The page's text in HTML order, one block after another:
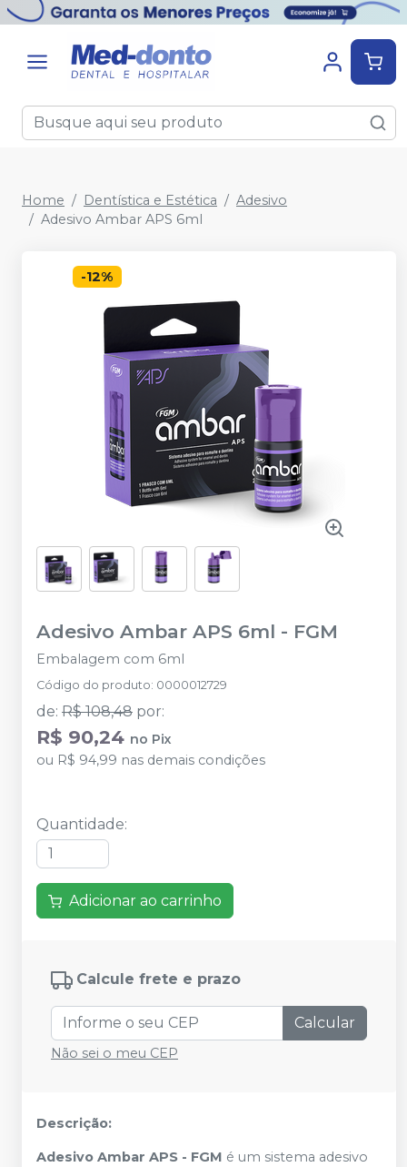
Home Dentística e Estética
Adesivo
Adesivo Ambar APS 6ml
-12%
Adesivo Ambar APS 6ml - FGM
Embalagem com 6ml
Código do produto: 0000012729
de: R$ 108,48 por:
R$ 90,24 no Pix
ou R$ 94,99 nas demais condições
Quantidade:
Adicionar ao carrinho
Calcule frete e prazo
Calcular
Não sei o meu CEP
Descrição:
Adesivo Ambar APS - FGM é um sistema adesivo